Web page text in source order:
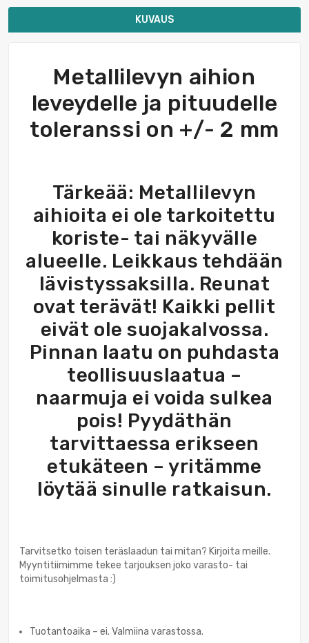
KUVAUS
Metallilevyn aihion
leveydelle ja pituudelle
toleranssi on +/- 2 mm
Tärkeää: Metallilevyn
aihioita ei ole tarkoitettu
koriste- tai näkyvälle
alueelle. Leikkaus tehdään
lävistyssaksilla. Reunat
ovat terävät! Kaikki pellit
eivät ole suojakalvossa.
Pinnan laatu on puhdasta
teollisuuslaatua –
naarmuja ei voida sulkea
pois! Pyydäthän
tarvittaessa erikseen
etukäteen – yritämme
löytää sinulle ratkaisun.
Tarvitsetko toisen teräslaadun tai mitan? Kirjoita meille.
Myyntitiimimme tekee tarjouksen joko varasto- tai
toimitusohjelmasta :)
Tuotantoaika – ei. Valmiina varastossa.